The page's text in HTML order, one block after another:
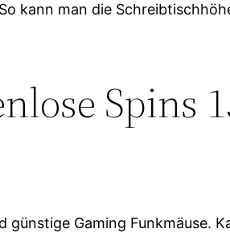
kann man die
Spins
Gaming Funkmäuse.